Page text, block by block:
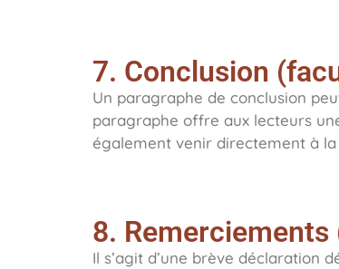
7. Conclusion
Un paragraphe de conclusion
paragraphe offre aux lecteurs
également venir directement à
8.
Il s’agit d’une brève déclaration